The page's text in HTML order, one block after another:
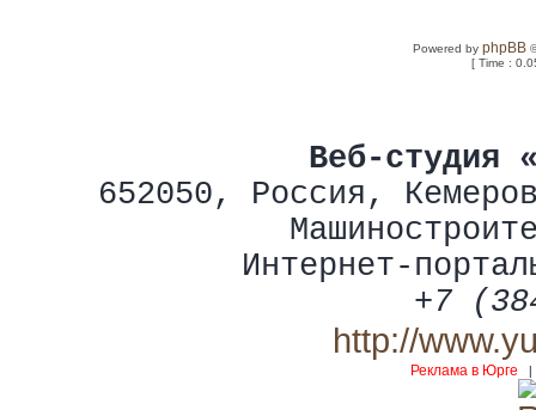
Powered byphpBB
[ Time :
Веб-студия
652050, Россия ,
Интернет-
+7
http://
Реклама в Юрге